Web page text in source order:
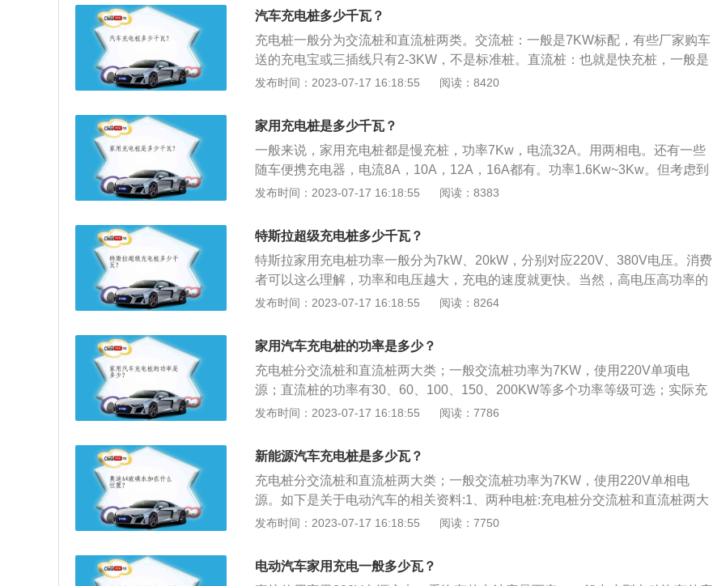
的充电功率，也称为无功功率。线路太长时，会有对地电容。由线路的对地电容
电流所产生的无功功率，称为线路的充电功率。续航里程：续航里程是电动汽车
的核心指标。为了提升续航里程，工程师们想出了各种方法，比如减重，比如减
小风阻。但是这些方法都只是锦上添花，要让电动汽车跑得更远，最根本的途径
还是增加电池的容量。
汽车充电桩多少千瓦？
充电桩一般分为交流桩和直流桩两类。交流桩：一般是7KW标配，有些厂家购车
送的充电宝或三插线只有2-3KW，不是标准桩。直流桩：也就是快充桩，一般是
15、20、30、45、60、100、150、200、250、300KW。充电时间：汽车充电
消耗电流：了解充电器的输入电压和电流的大小，才能计算，而且充电时，充电
器的消耗电流在不断变化，不会维持在一个数值，计算出的结果也只是作为一个
参考值。
发布时间：2023-07-17 16:18:55 阅读：8420
家用充电桩是多少千瓦？
一般来说，家用充电桩都是慢充桩，功率7Kw，电流32A。用两相电。还有一些
随车便携充电器，电流8A，10A，12A，16A都有。功率1.6Kw~3Kw。但考虑到
电压损耗，一般实际功率略小。定义：充电功率通常指输电线路的充电功率，也
功功率，称为线路的充电功率。充电桩分类：充电桩分为交流桩和直流桩两大
类；一般交流桩功率为7KW，使用220V单项电源；直流桩的功率有30、60、10
0、150、200KW等多个功率等级可选；实际充电时是根据电动汽车的电池参数
与充电桩匹配结果决定的，并且随着充电状态变化。家用充电桩安装流程：1、
确认充电条件：要先明确小区里是否有固定停车位，以及物业是否同意安装充电
同后，可自行或委托4S店向所在区域供电公司提出用电报装申请，待供电公司给
出供电方案答复之后，在有效期内去供电公司办理手续。3、安装施工：供电方
案确认后，就可以开展充电设施建设了，需要注意的是充电桩的型号需要符合国
桩施工完成后，可以向供电公司提出验收申请，验收合格后，就可由供电公司完
发布时间：2023-07-17 16:18:55 阅读：8383
特斯拉超级充电桩多少千瓦？
特斯拉家用充电桩功率一般分为7kW、20kW，分别对应220V、380V电压。消费
者可以这么理解，功率和电压越大，充电的速度就更快。当然，高电压高功率的
充电设施首先要确保有一个安全的环境。关于汽车电瓶的相关信息如下：1、简
电能。通常，人们所说的电瓶是指铅酸蓄电池。即一种主要由铅及其氧化物制
成，电解液是硫酸溶液的蓄电池。2、工作原理：它用填满海绵状铅的铅板作负
极，填满二氧化铅的铅板作正极，并用22～28%的稀硫酸作电解质。在充电时，
电能转化为化学能，放电时化学能又转化为电能。
发布时间：2023-07-17 16:18:55 阅读：8264
家用汽车充电桩的功率是多少？
充电桩分交流桩和直流桩两大类；一般交流桩功率为7KW，使用220V单项电
源；直流桩的功率有30、60、100、150、200KW等多个功率等级可选；实际充
电时是根据电动汽车的电池参数与充电桩匹配结果决定，并且随着充电状态变
等危险物品靠近充电桩。2.保持充电枪头清洁干燥，如有脏污，请用清洁的干布
擦拭，严禁带电时用手触碰充电枪芯。3.严禁在充电枪或充电线缆存在缺陷、出
现裂痕、磨损、破裂、充电线缆裸露等情况下使用充电桩，如有发现，请及时联
系工作人员。4.请勿试图拆卸、维修、改装充电桩，如有维修、改装需求，请联
系工作人员，不正当的操作可能会造成损坏、漏水、漏电等情况。5.严禁在充电
常情况，可立即按下急停按钮，切断所有输入输出电源。7.如遇下雨打雷天气，
发布时间：2023-07-17 16:18:55 阅读：7786
新能源汽车充电桩是多少瓦？
充电桩分交流桩和直流桩两大类；一般交流桩功率为7KW，使用220V单相电
源。如下是关于电动汽车的相关资料:1、两种电桩:充电桩分交流桩和直流桩两大
类；一般交流桩功率为7KW，使用220V单相电源；直流桩的功率有30、60、10
与充电桩匹配结果决定，并且随着充电状态变化。2、根据汽车电池容量而定:准
确要看汽车的电池容量而定，一般中小型电动汽车的容量是充满可以装18度电。
发布时间：2023-07-17 16:18:55 阅读：7750
电动汽车家用充电一般多少瓦？